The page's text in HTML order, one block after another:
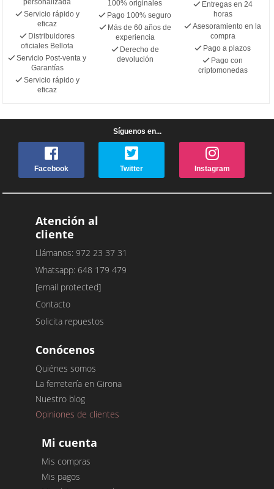
Servicio rápido y
eficaz
Distribuidores
oficiales Bellota
Servicio Post-venta y
Garantías
Servicio rápido y
eficaz
100% originales
Pago 100% seguro
Más de 60 años de
experiencia
Derecho de
devolución
Entregas en 24
horas
Asesoramiento en la
compra
Pago a plazos
Pago con
criptomonedas
Síguenos en...
Facebook Twitter Instagram
Atención al
cliente
Llámanos: 972 23 37 31
Whatsapp: 648 179 479
[email protected]
Contacto
Solicita repuestos
Conócenos
Quiénes somos
La ferretería en Girona
Nuestro blog
Opiniones de clientes
Mi cuenta
Mis compras
Mis pagos